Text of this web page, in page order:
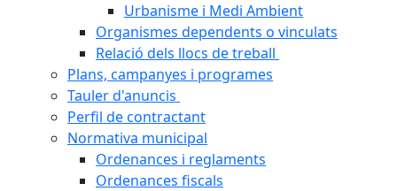
Urbanisme i Medi Ambient
Organismes dependents o vinculats
Relació dels llocs de treball
Plans, campanyes i programes
Tauler d'anuncis
Perfil de contractant
Normativa municipal
Ordenances i reglaments
Ordenances fiscals